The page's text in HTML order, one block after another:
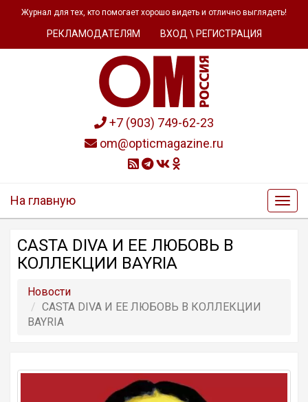
Журнал для тех, кто помогает хорошо видеть и отлично выглядеть!
РЕКЛАМОДАТЕЛЯМ ВХОД \ РЕГИСТРАЦИЯ
+7 (903) 749-62-23
om@opticmagazine.ru
На главную
CASTA DIVA И ЕЕ ЛЮБОВЬ В
КОЛЛЕКЦИИ BAYRIA
Новости
CASTA DIVA И ЕЕ ЛЮБОВЬ В КОЛЛЕКЦИИ
BAYRIA